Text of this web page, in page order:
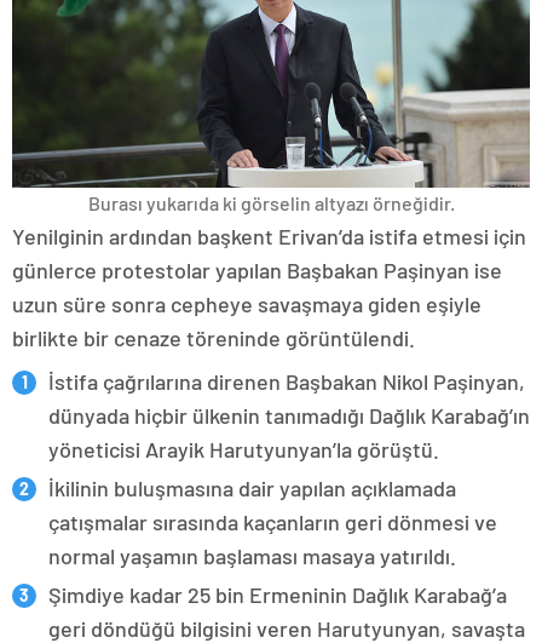
Burası yukarıda ki görselin altyazı örneğidir.
Yenilginin ardından başkent Erivan’da istifa etmesi için
günlerce protestolar yapılan Başbakan Paşinyan ise
uzun süre sonra cepheye savaşmaya giden eşiyle
birlikte bir cenaze töreninde görüntülendi.
İstifa çağrılarına direnen Başbakan Nikol Paşinyan,
dünyada hiçbir ülkenin tanımadığı Dağlık Karabağ’ın
yöneticisi Arayik Harutyunyan’la görüştü.
İkilinin buluşmasına dair yapılan açıklamada
çatışmalar sırasında kaçanların geri dönmesi ve
normal yaşamın başlaması masaya yatırıldı.
Şimdiye kadar 25 bin Ermeninin Dağlık Karabağ’a
geri döndüğü bilgisini veren Harutyunyan, savaşta